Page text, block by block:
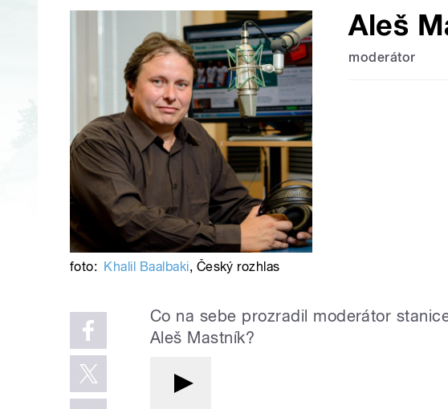
Aleš
moderátor
foto: Khalil Baalbaki, Český rozhlas
Co na sebe prozradil moderátor
Aleš Mastník?